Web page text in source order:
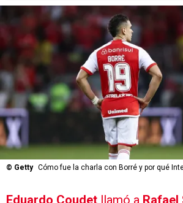
© Getty Cómo fue la charla con Borré y por qué